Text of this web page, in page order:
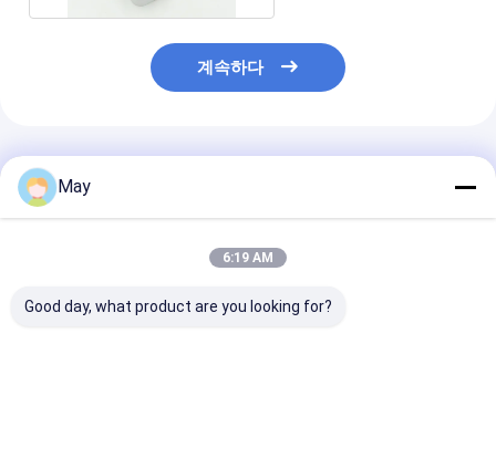
계속하다
추천된 제품
May
6:19 AM
Good day, what product are you looking for?